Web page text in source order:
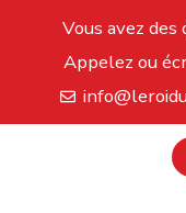
Vous avez des
Appelez ou